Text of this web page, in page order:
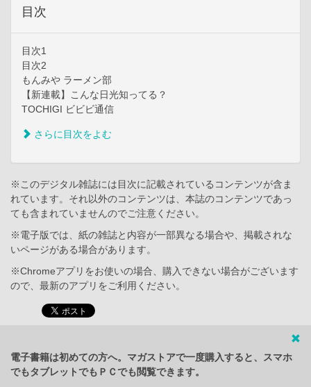
目次
目次1
目次2
もんみや ラーメン部
【新連載】こんな日光知ってる？
TOCHIGI ビビビ通信
さらに目次をよむ
※このデジタル雑誌には目次に記載されているコンテンツが含ま
れています。それ以外のコンテンツは、本誌のコンテンツであっ
ても含まれていませんのでご注意ください。
※電子版では、紙の雑誌と内容が一部異なる場合や、掲載されな
いページがある場合があります。
※Chromeアプリをお使いの場合、購入できない場合がございます
ので、最新のアプリをご利用ください。
電子書籍は初めての方へ。マガストアで一度購入すると、スマホ
でもタブレットでもＰＣでも閲覧できます。